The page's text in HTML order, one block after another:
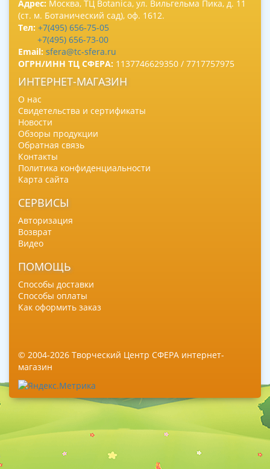
Адрес: Москва, ТЦ Botanica, ул. Вильгельма Пика, д. 11
(ст. м. Ботанический сад), оф. 1612.
Тел: +7(495) 656-75-05
+7(495) 656-73-00
Email: sfera@tc-sfera.ru
ОГРН/ИНН ТЦ СФЕРА: 1137746629350 / 7717757975
ИНТЕРНЕТ-МАГАЗИН
О нас
Свидетельства и сертификаты
Новости
Обзоры продукции
Обратная связь
Контакты
Политика конфиденциальности
Карта сайта
СЕРВИСЫ
Авторизация
Возврат
Видео
ПОМОЩЬ
Способы доставки
Способы оплаты
Как оформить заказ
© 2004-2026 Творческий Центр СФЕРА интернет-
магазин